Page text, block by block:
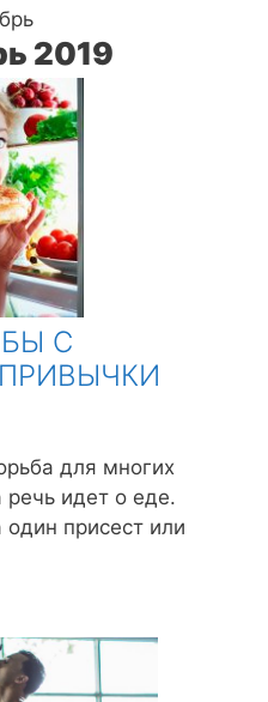
2019
С
для многих
идет о еде.
присест или